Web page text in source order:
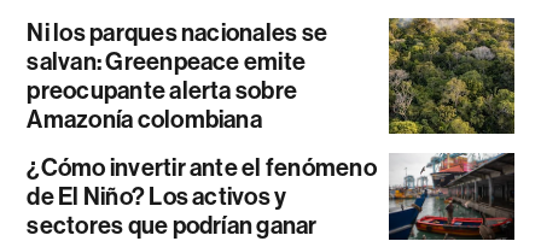
Ni los parques nacionales se
salvan: Greenpeace emite
preocupante alerta sobre
Amazonía colombiana
¿Cómo invertir ante el fenómeno
de El Niño? Los activos y
sectores que podrían ganar